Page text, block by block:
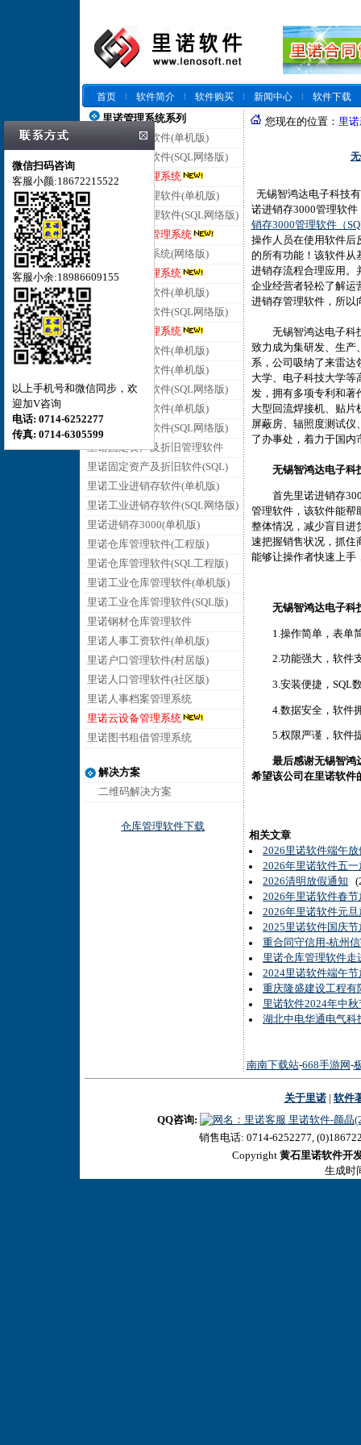
首页 软件简介 软件购买 新闻中心
软件下载
里诺管理系统系列
里诺仓库管理软件(单机版)
里诺仓库管理软件(SQL网络版)
里诺云仓库管理系统
里诺进销存管理软件(单机版)
里诺进销存管理软件(SQL网络版)
里诺云进销存管理系统
里诺客户管理系统(网络版)
里诺云客户管理系统
里诺合同管理软件(单机版)
里诺合同管理软件(SQL网络版)
里诺云合同管理系统
里诺会员管理软件(单机版)
里诺销售管理软件(单机版)
里诺销售管理软件(SQL网络版)
里诺采购管理软件(单机版)
里诺采购管理软件(SQL网络版)
里诺固定资产及折旧管理软件
里诺固定资产及折旧软件(SQL)
里诺工业进销存软件(单机版)
里诺工业进销存软件(SQL网络版)
里诺进销存3000(单机版)
里诺仓库管理软件(工程版)
里诺仓库管理软件(SQL工程版)
里诺工业仓库管理软件(单机版)
里诺工业仓库管理软件(SQL版)
里诺钢材仓库管理软件
里诺人事工资软件(单机版)
里诺户口管理软件(村居版)
里诺人口管理软件(社区版)
里诺人事档案管理系统
里诺云设备管理系统
里诺图书租借管理系统
解决方案
二维码解决方案
仓库管理软件下载
您现在的位置： 里
无锡智鸿达电子科技
诺进销存3000管理软件
销存3000管理软件（
操作人员在使用软件后
的所有功能！该软件从
进销存流程合理应用。
企业经营者轻松了解运
进销存管理软件，所以
无锡智鸿达电子科技
致力成为集研发、生产
系，公司吸纳了来雷达
大学、电子科技大学等
发，拥有多项专利和著
大型回流焊接机、贴片
屏蔽房、辐照度测试仪
了办事处，着力于国内
无锡智鸿达电子科
首先里诺进销存
管理软件，该软件能帮
整体情况，减少盲目进
速把握销售状况，抓住
能够让操作者快速上手
无锡智鸿达电子科
1.操作简单，表单简
2.功能强大，软件支
3.安装便捷，SQL数
4.数据安全，软件
5.权限严谨，软件提
最后感谢无锡智鸿
希望该公司在里诺软件
相关文章
2026里诺软件端午
2026年里诺软件五
2026清明放假通知
2026年里诺软件春
2026年里诺软件元
2025里诺软件国庆
重合同守信用-杭州
里诺仓库管理软件
2024里诺软件端午
重庆隆盛建设工程有
里诺软件2024年中
湖北中电华通电气科
南南下载站-668手游网 -
关于里诺| 软件
QQ咨询:
里诺软件-颜晶
微信扫码咨询
客服小颜:18672215522
客服小余:18986609155
以上手机号和微信同步，欢
迎加V咨询
电话: 0714-6252277
传真: 0714-6305599
销售电话: 0714-6252277,
Copyright 黄石里诺软件开
生成时